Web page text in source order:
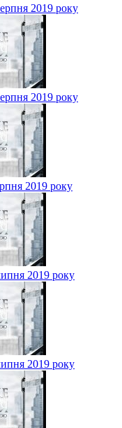
2019 року
2019 року
2019 року
2019 року
2019 року